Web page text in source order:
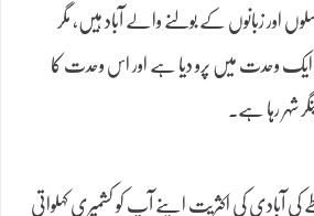
اور زبانوں کے بولنے والے آباد ہیں، مگر
ایک وحدت میں پرو دیا ہے اور اس وحدت کا
شہر رہا ہے۔
کی اکثریت اپنے آپ کو کشمیری کہلواتی